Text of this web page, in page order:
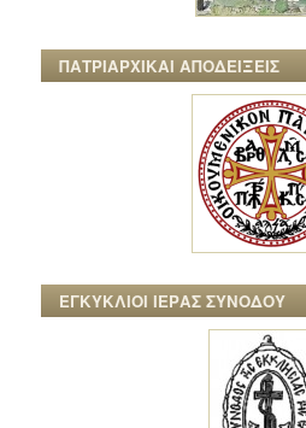
ΠΑΤΡΙΑΡΧΙΚΑΙ ΑΠΟΔΕΙΞΕΙΣ
ΕΓΚΥΚΛΙΟΙ ΙΕΡΑΣ ΣΥΝΟΔΟΥ